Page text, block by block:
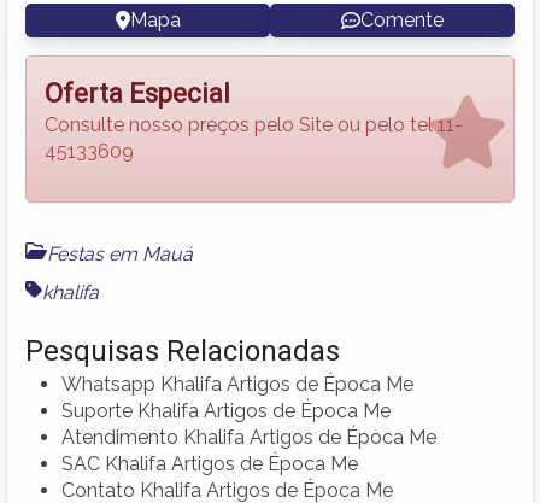
Mapa Comente
Oferta Especial
Consulte nosso preços pelo Site ou pelo tel 11-
45133609
Festas em Mauá
khalifa
Pesquisas Relacionadas
Whatsapp Khalifa Artigos de Época Me
Suporte Khalifa Artigos de Época Me
Atendimento Khalifa Artigos de Época Me
SAC Khalifa Artigos de Época Me
Contato Khalifa Artigos de Época Me